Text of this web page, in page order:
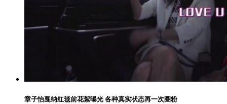
章子怡戛纳红毯前花絮曝光 各种真实状态再一次圈粉